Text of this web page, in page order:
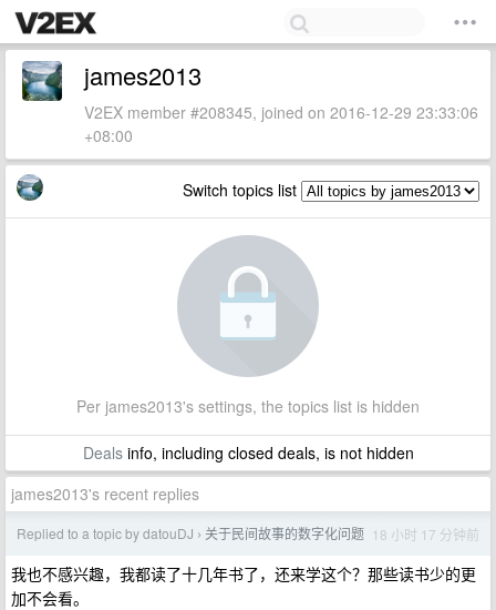
james2013
V2EX member #208345, joined on 2016-12-29 23:33:06
+08:00
Switch topics list
Per james2013's settings, the topics list is hidden
Dealsinfo, including closed deals, is not hidden
james2013's recent replies
Replied to a topic by datouDJ › 关于民间故事的数字化问题 18 小时 17 分钟前
我也不感兴趣，我都读了十几年书了，还来学这个？那些读书少的更
加不会看。